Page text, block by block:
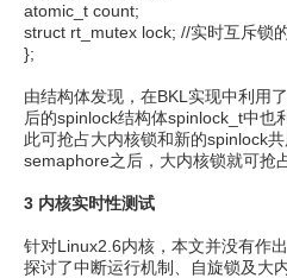
atomic_t count;
struct rt_mutex lock; //实时互斥锁
};
由结构体发现，在BKL实现中利用
后的spinlock结构体spinlock_t中也
此可抢占大内核锁和新的spinlock
semaphore之后，大内核锁就可抢
3 内核实时性测试
针对Linux2.6内核，本文并没有作
探讨了中断运行机制、自旋锁及大